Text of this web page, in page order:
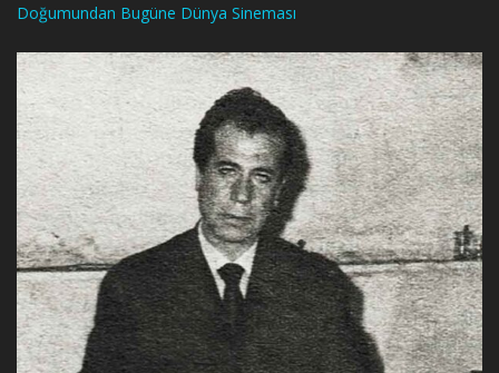
Doğumundan Bugüne Dünya Sineması